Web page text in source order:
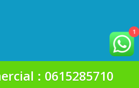
1
: 0615285710